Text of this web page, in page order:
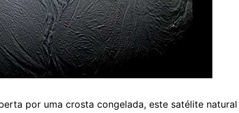
por uma crosta congelada, este satélite natural